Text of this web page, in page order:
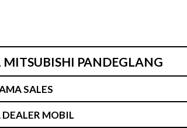
PANDEGLANG
SALES
MOBIL